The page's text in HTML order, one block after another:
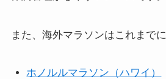
また、海外マラソンはこれまでに
ホノルルマラソン（ハワイ）